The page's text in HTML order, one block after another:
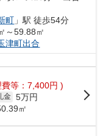
町 」駅 徒歩54分
～59.88㎡
津町出合
等：7,400円 )
金 5万円
㎡